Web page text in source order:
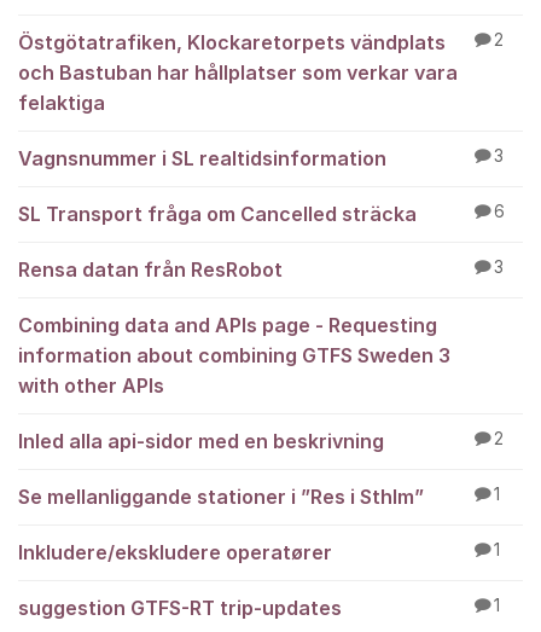
Östgötatrafiken, Klockaretorpets vändplats
och Bastuban har hållplatser som verkar vara
felaktiga
2
Vagnsnummer i SL realtidsinformation 3
SL Transport fråga om Cancelled sträcka 6
Rensa datan från ResRobot 3
Combining data and APIs page - Requesting
information about combining GTFS Sweden 3
with other APIs
Inled alla api-sidor med en beskrivning 2
Se mellanliggande stationer i ”Res i Sthlm” 1
Inkludere/ekskludere operatører 1
suggestion GTFS-RT trip-updates 1